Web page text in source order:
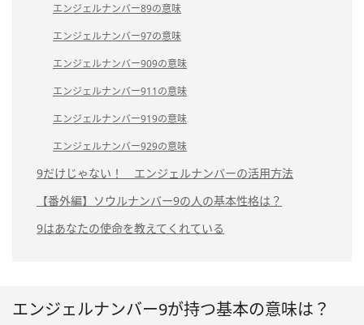
エンジェルナンバー89の意味
エンジェルナンバー97の意味
エンジェルナンバー909の意味
エンジェルナンバー911の意味
エンジェルナンバー919の意味
エンジェルナンバー929の意味
9だけじゃない！ エンジェルナンバーの活用方法
【番外編】ソウルナンバー9の人の基本性格は？
9はあなたの使命を教えてくれている
エンジェルナンバー9が持つ基本の意味は？